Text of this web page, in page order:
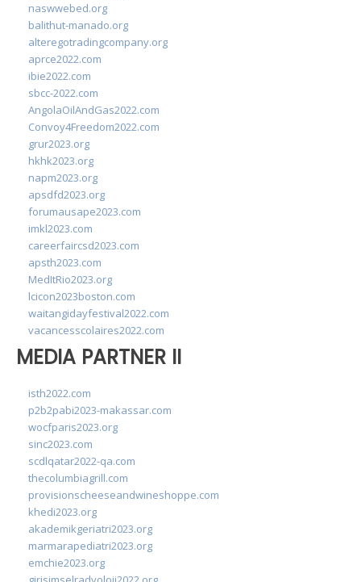
naswwebed.org
balithut-manado.org
alteregotradingcompany.org
aprce2022.com
ibie2022.com
sbcc-2022.com
AngolaOilAndGas2022.com
Convoy4Freedom2022.com
grur2023.org
hkhk2023.org
napm2023.org
apsdfd2023.org
forumausape2023.com
imkl2023.com
careerfaircsd2023.com
apsth2023.com
MedItRio2023.org
lcicon2023boston.com
waitangidayfestival2022.com
vacancesscolaires2022.com
MEDIA PARTNER II
isth2022.com
p2b2pabi2023-makassar.com
wocfparis2023.org
sinc2023.com
scdlqatar2022-qa.com
thecolumbiagrill.com
provisionscheeseandwineshoppe.com
khedi2023.org
akademikgeriatri2023.org
marmarapediatri2023.org
emchie2023.org